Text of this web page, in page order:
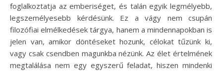
foglalkoztatja az emberiséget, és talán egyik legmélyebb,
legszemélyesebb kérdésünk. Ez a vágy nem csupán
filozófiai elmélkedések tárgya, hanem a mindennapokban is
jelen van, amikor döntéseket hozunk, célokat tűzünk ki,
vagy csak csendben magunkba nézünk. Az élet értelmének
megtalálása nem egy egyszerű feladat, hiszen mindenki